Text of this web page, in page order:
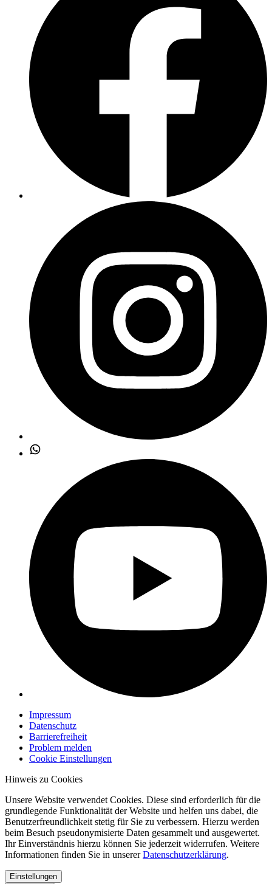
Impressum
Datenschutz
Barrierefreiheit
Problem melden
Cookie Einstellungen
Hinweis zu Cookies
Unsere Website verwendet Cookies. Diese sind erforderlich für die
grundlegende Funktionalität der Website und helfen uns dabei, die
Benutzerfreundlichkeit stetig für Sie zu verbessern. Hierzu werden
beim Besuch pseudonymisierte Daten gesammelt und ausgewertet.
Ihr Einverständnis hierzu können Sie jederzeit widerrufen. Weitere
Informationen finden Sie in unsererDatenschutzerklärung.
Einstellungen